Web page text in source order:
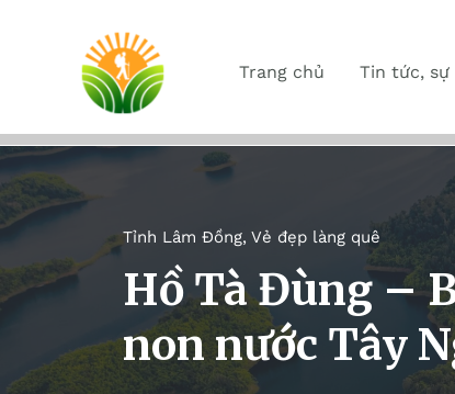
Trang chủ Tin tức, sự
Tỉnh Lâm Đồng, Vẻ đẹp làng quê
Hồ Tà Đùng –
non nước Tây